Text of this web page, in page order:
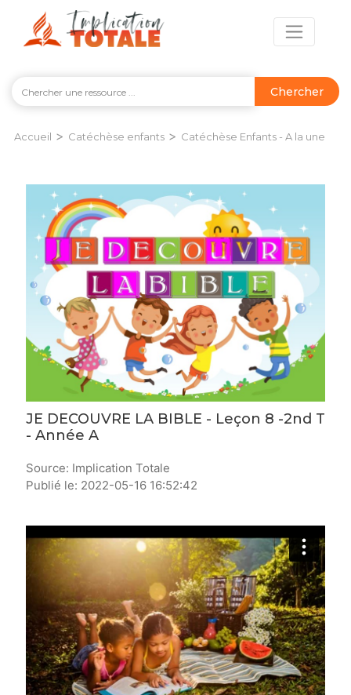
Chercher
Accueil > Catéchèse enfants > Catéchèse Enfants - A la une
JE DECOUVRE LA BIBLE - Leçon 8 -2nd T
- Année A
Source: Implication Totale
Publié le: 2022-05-16 16:52:42